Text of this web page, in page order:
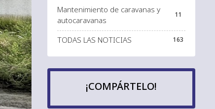
TODAS LAS NOTICIAS 163
Mantenimiento de caravanas y
autocaravanas
11
¡COMPÁRTELO!